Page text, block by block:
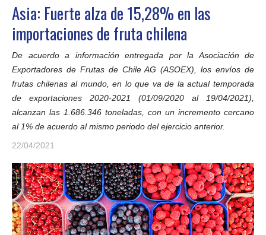
Asia: Fuerte alza de 15,28% en las
importaciones de fruta chilena
De acuerdo a información entregada por la Asociación de
Exportadores de Frutas de Chile AG (ASOEX), los envíos de
frutas chilenas al mundo, en lo que va de la actual temporada
de exportaciones 2020-2021 (01/09/2020 al 19/04/2021),
alcanzan las 1.686.346 toneladas, con un incremento cercano
al 1% de acuerdo al mismo periodo del ejercicio anterior.
22/04/2021